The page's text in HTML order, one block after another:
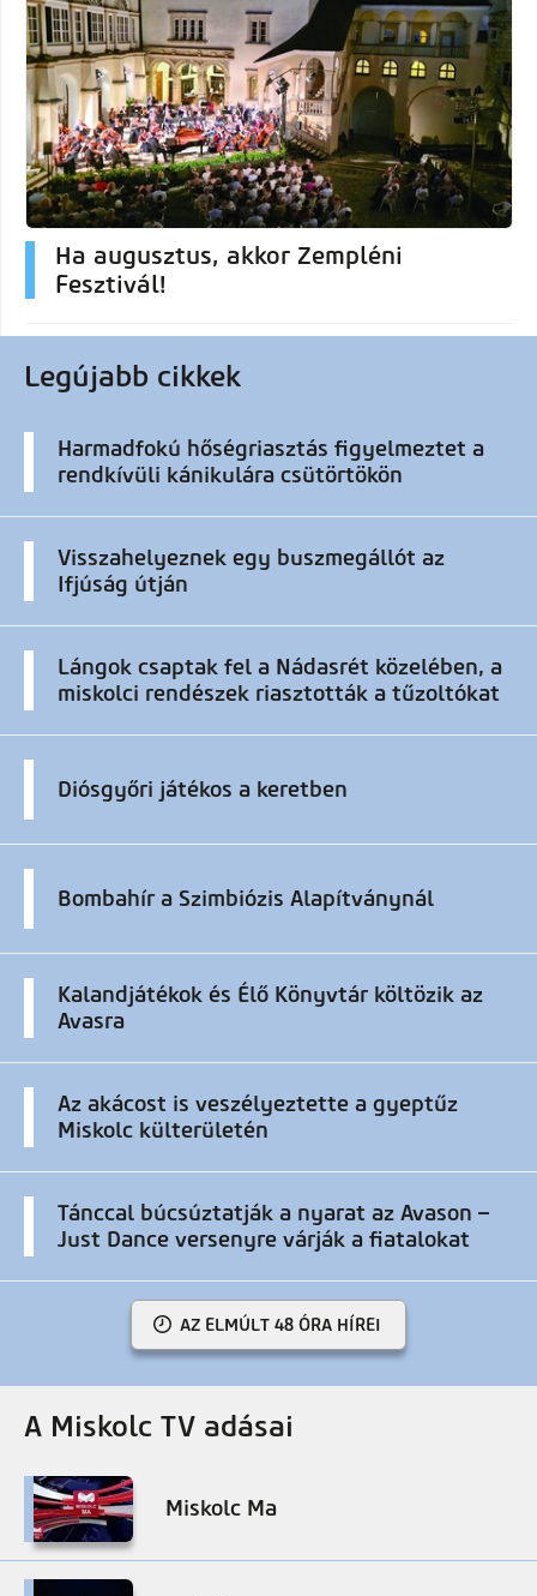
Ha augusztus, akkor Zempléni
Fesztivál!
Legújabb cikkek
Harmadfokú hőségriasztás figyelmeztet a
rendkívüli kánikulára csütörtökön
Visszahelyeznek egy buszmegállót az
Ifjúság útján
Lángok csaptak fel a Nádasrét közelében, a
miskolci rendészek riasztották a tűzoltókat
Diósgyőri játékos a keretben
Bombahír a Szimbiózis Alapítványnál
Kalandjátékok és Élő Könyvtár költözik az
Avasra
Az akácost is veszélyeztette a gyeptűz
Miskolc külterületén
Tánccal búcsúztatják a nyarat az Avason –
Just Dance versenyre várják a fiatalokat
AZ ELMÚLT 48 ÓRA HÍREI
A Miskolc TV adásai
Miskolc Ma